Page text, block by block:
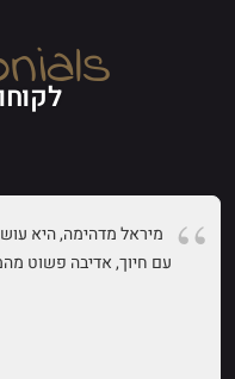
מיראל מדהימה, היא
עם חיוך, אדיבה פשוט